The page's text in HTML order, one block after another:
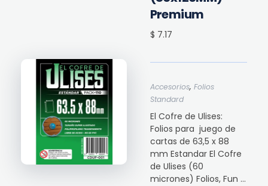
Premium
$ 7.17
Accesorios, Folios
Standard
El Cofre de Ulises:
Folios para juego de
cartas de 63,5 x 88
mm Estandar El Cofre
de Ulises (60
micrones) Folios, Fun ...